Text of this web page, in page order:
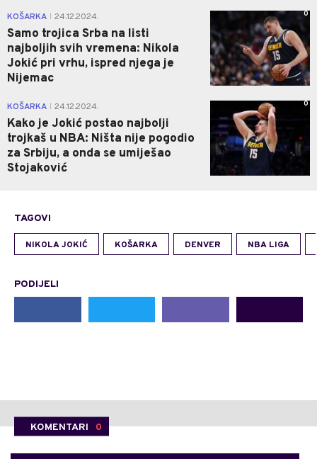
KOŠARKA 24.12.2024.
Samo trojica Srba na listi
najboljih svih vremena: Nikola
Jokić pri vrhu, ispred njega je
Nijemac
0
KOŠARKA 24.12.2024.
Kako je Jokić postao najbolji
trojkaš u NBA: Ništa nije pogodio
za Srbiju, a onda se umiješao
Stojaković
0
TAGOVI
NIKOLA JOKIĆ KOŠARKA DENVER NBA LIGA
PODIJELI
KOMENTARI 0